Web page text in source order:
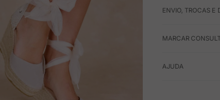
ENVIO, TROCAS E
MARCAR
AJUDA